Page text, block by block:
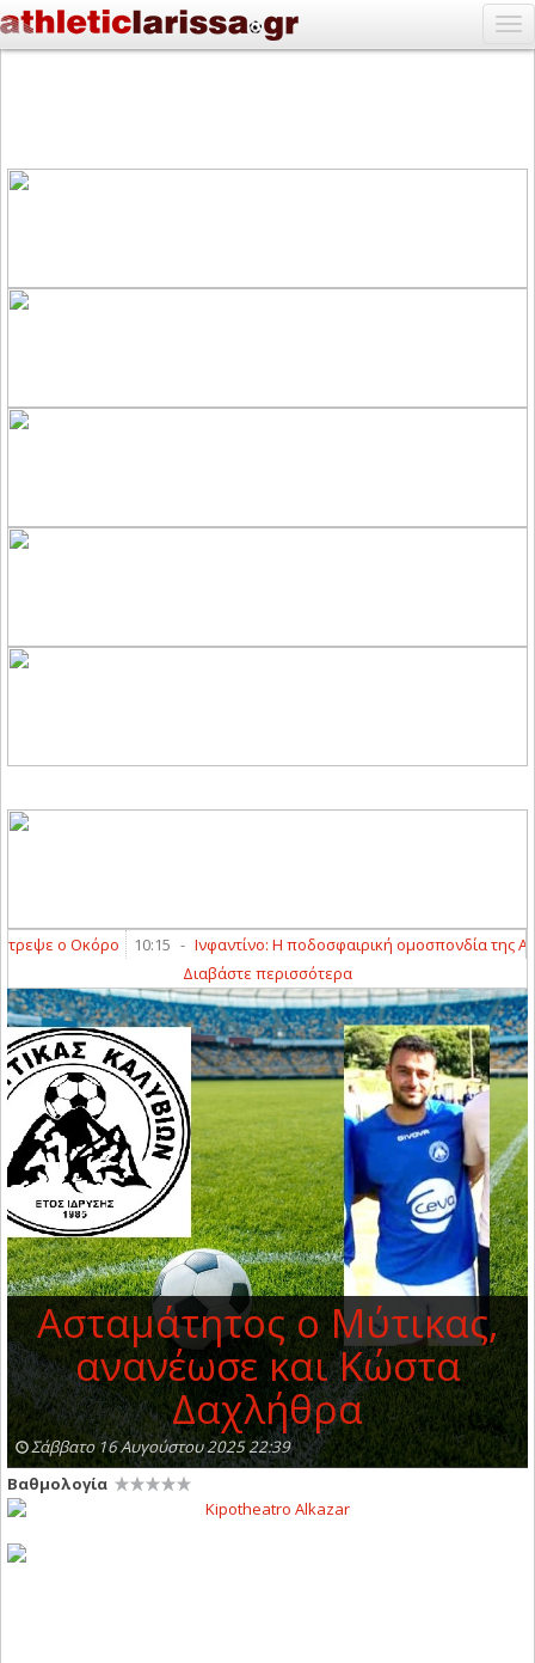
ο Οκόρο 10:15 - Ινφαντίνο: Η ποδοσφαιρική ομοσπονδία της
Διαβάστε περισσότερα
Ασταμάτητος ο Μύτικας,
ανανέωσε και Κώστα
Δαχλήθρα
Σάββατο 16 Αυγούστου 2025 22:39
Βαθμολογία